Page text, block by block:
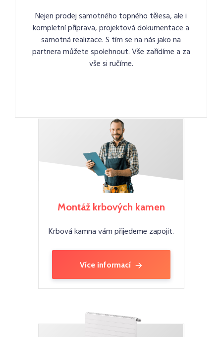
Nejen prodej samotného topného tělesa, ale i
kompletní příprava, projektová dokumentace a
samotná realizace. S tím se na nás jako na
partnera můžete spolehnout. Vše zařídíme a za
vše si ručíme.
Montáž krbových kamen
Krbová kamna vám přijedeme zapojit.
Více informací